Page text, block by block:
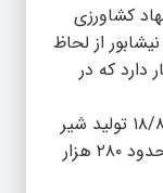
کشاورزی
از لحاظ
اختیار دارد که در
مبارکی افزود: از لحاظ تولید شیر با تولید ۱۸/۸ تولید شیر
در استان نیز رتبه ۱ را داریم و در نیشابور حدود ۲۸۰ هزار